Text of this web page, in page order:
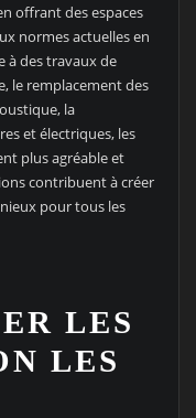
offrant des espaces
normes actuelles en
à des travaux de
le remplacement des
la
et électriques, les
plus agréable et
contribuent à créer
pour tous les
LES
LES